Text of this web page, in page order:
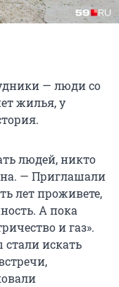
— люди со
жилья, у
людей, никто
— Приглашали
лет проживете,
А пока
и газ».
искать